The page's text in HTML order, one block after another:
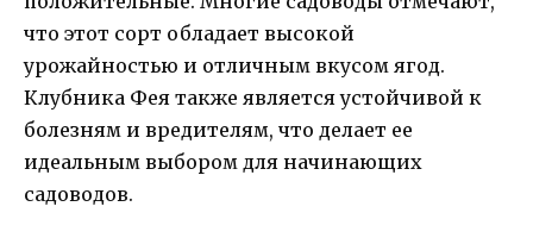
что этот сорт обладает высокой
урожайностью и отличным вкусом ягод.
Клубника Фея также является устойчивой к
болезням и вредителям, что делает ее
идеальным выбором для начинающих
садоводов.